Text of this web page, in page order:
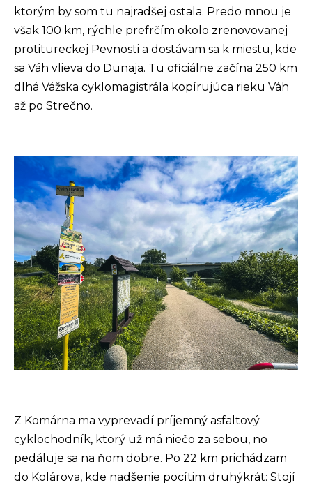
ktorým by som tu najradšej ostala. Predo mnou je
však 100 km, rýchle prefrčím okolo zrenovovanej
protitureckej Pevnosti a dostávam sa k miestu, kde
sa Váh vlieva do Dunaja. Tu oficiálne začína 250 km
dlhá Vážska cyklomagistrála kopírujúca rieku Váh
až po Strečno.
Z Komárna ma vyprevadí príjemný asfaltový
cyklochodník, ktorý už má niečo za sebou, no
pedáluje sa na ňom dobre. Po 22 km prichádzam
do Kolárova, kde nadšenie pocítim druhýkrát: Stojí
r
ú
č
a
m
e
X 3.0
GLOSS
/
GREY
2025
€600
€899